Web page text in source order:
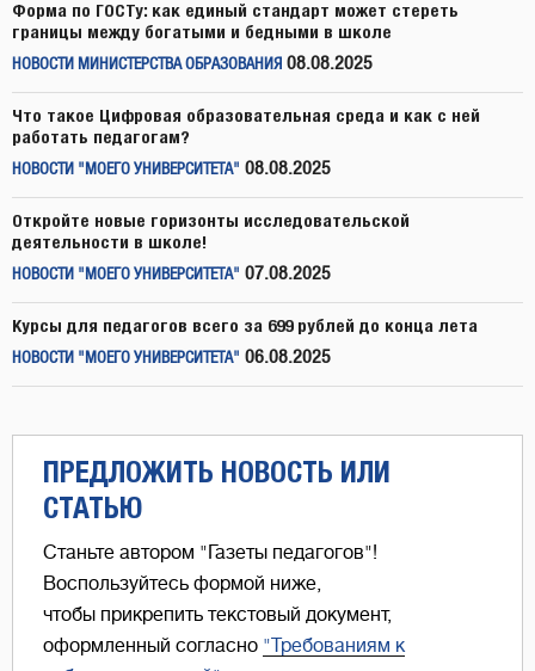
Форма по ГОСТу: как единый стандарт может стереть
границы между богатыми и бедными в школе
НОВОСТИ МИНИСТЕРСТВА ОБРАЗОВАНИЯ 08.08.2025
Что такое Цифровая образовательная среда и как с ней
работать педагогам?
НОВОСТИ "МОЕГО УНИВЕРСИТЕТА" 08.08.2025
Откройте новые горизонты исследовательской
деятельности в школе!
НОВОСТИ "МОЕГО УНИВЕРСИТЕТА" 07.08.2025
Курсы для педагогов всего за 699 рублей до конца лета
НОВОСТИ "МОЕГО УНИВЕРСИТЕТА" 06.08.2025
ПРЕДЛОЖИТЬ НОВОСТЬ ИЛИ
СТАТЬЮ
Станьте автором "Газеты педагогов"!
Воспользуйтесь формой ниже,
чтобы прикрепить текстовый документ,
оформленный согласно "Требованиям к